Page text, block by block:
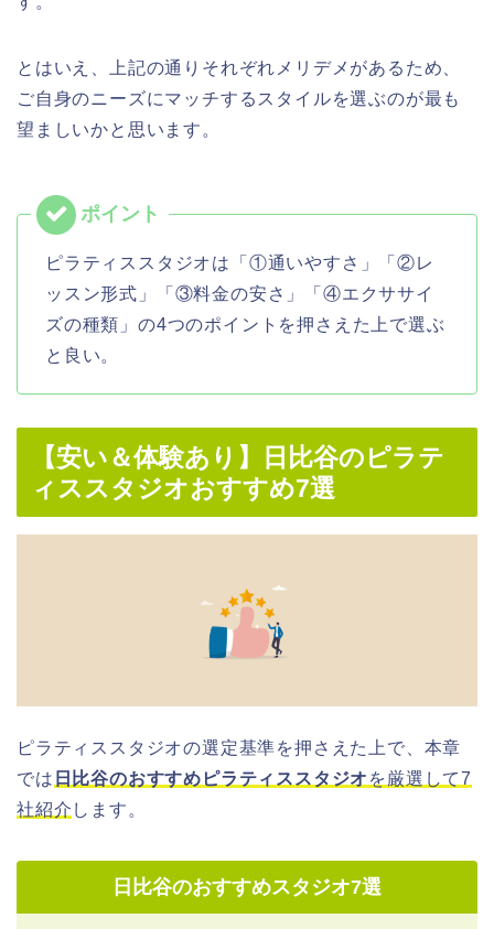
とはいえ、上記の通りそれぞれメリデメがあるため、
ご自身のニーズにマッチするスタイルを選ぶのが最も
望ましいかと思います。
ピラティススタジオは「①通いやすさ」「②レ
ッスン形式」「③料金の安さ」「④エクササイ
ズの種類」の4つのポイントを押さえた上で選ぶ
と良い。
【安い＆体験あり】日比谷のピラテ
ィススタジオおすすめ7選
ピラティススタジオの選定基準を押さえた上で、本章
では 日比谷のおすすめピラティススタジオ を厳選して7
社紹介 します。
日比谷のおすすめスタジオ7選